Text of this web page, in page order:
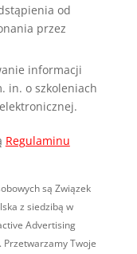
od
przez
informacji
in. o szkoleniach
Regulaminu
są Związek
z siedzibą w
Advertising
Przetwarzamy Twoje